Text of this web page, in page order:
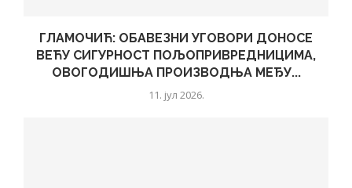
ГЛАМОЧИЋ: ОБАВЕЗНИ УГОВОРИ ДОНОСЕ
ВЕЋУ СИГУРНОСТ ПОЉОПРИВРЕДНИЦИМА,
ОВОГОДИШЊА ПРОИЗВОДЊА МЕЂУ...
11. јул 2026.